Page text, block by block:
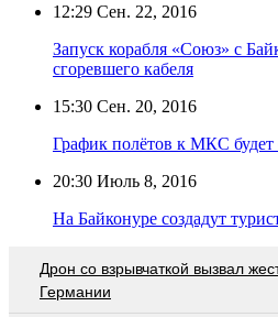
12:29 Сен. 22, 2016
Запуск корабля «Союз» с
сгоревшего кабеля
15:30 Сен. 20, 2016
График полётов к МКС будет
20:30 Июль 8, 2016
На Байконуре создадут
Дрон со взрывчаткой вызвал
Германии